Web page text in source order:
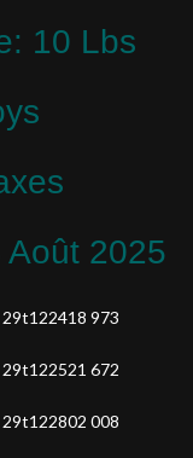
10 Lbs
Août 2025